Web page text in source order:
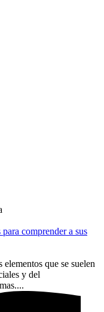
comprender a sus
que se suelen
y del